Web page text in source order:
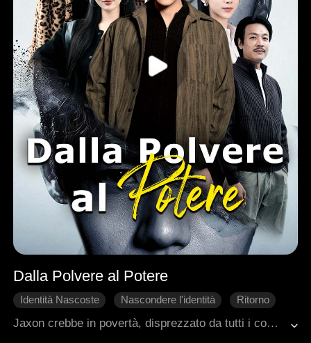
Dalla Polvere al Potere
Identità Nascoste Nascondere l'identità
Ritorno
Amore d'Epoca
Jaxon crebbe in povertà, disprezzato da tutti i compagni di classe. Ma alla fine riuscì a emergere, fondando una fabbrica di abbigliamento che divenne l'impresa leader della contea. Divenne il più grande tra i suoi coetanei e conquistò l'affetto della sua ragazza dei sogni, Ella. Ma il suo cammino verso il successo era solo all'inizio.